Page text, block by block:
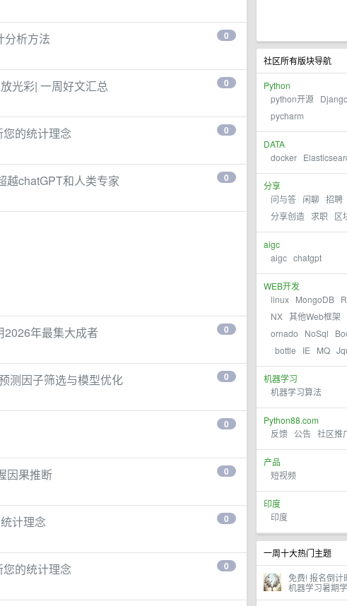
社区所有版块导航
Python
python开源 Django
pycharm
DATA
docker
分享
问与答 闲聊 招聘
分享创造 求职 区
aigc
aigc chatgpt
WEB开发
linux MongoDB
NX 其他Web框架
ornado
NoSql
bottle
IE MQ
机器学习
机器学习算法
Python88.com
反馈 公告 社区推
产品
短视频
印度
印度
一周十大热门主题
免费! 报名倒
机器学习暑期
0
分析方法
0
光彩| 一周好文汇总
0
的统计理念
0
越chatGPT和人类专家
0
年最集大成者
0
测因子筛选与模型优化
0
0
因果推断
0
计理念
0
的统计理念